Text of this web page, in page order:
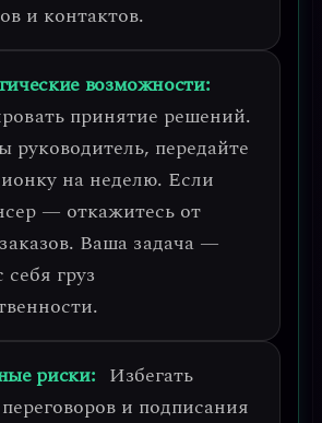
и контактов.
возможности:
принятие решений.
руководитель, передайте
на неделю. Если
— откажитесь от
Ваша задача —
себя груз
риски: Избегать
и подписания